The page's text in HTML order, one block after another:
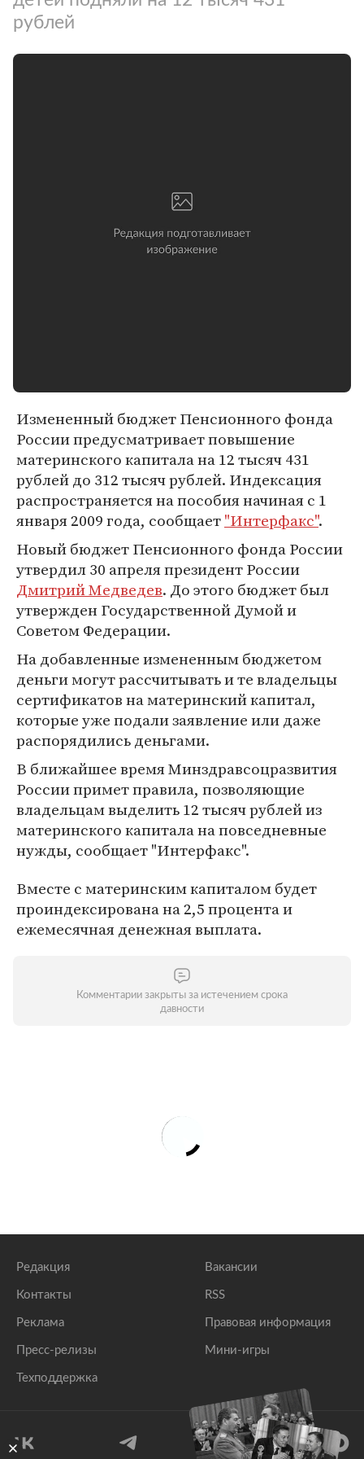
рублей
Измененный бюджет Пенсионного фонда
России предусматривает повышение
материнского капитала на 12 тысяч 431
рублей до 312 тысяч рублей. Индексация
распространяется на пособия начиная с 1
января 2009 года, сообщает"Интерфакс".
Новый бюджет Пенсионного фонда России
утвердил 30 апреля президент России
Дмитрий Медведев. До этого бюджет был
утвержден Государственной Думой и
Советом Федерации.
На добавленные измененным бюджетом
деньги могут рассчитывать и те владельцы
сертификатов на материнский капитал,
которые уже подали заявление или даже
распорядились деньгами.
В ближайшее время Минздравсоцразвития
России примет правила, позволяющие
владельцам выделить 12 тысяч рублей из
материнского капитала на повседневные
нужды, сообщает "Интерфакс".
Вместе с материнским капиталом будет
проиндексирована на 2,5 процента и
ежемесячная денежная выплата.
Комментарии закрыты за истечением срока
давности
Редакция
Контакты
Реклама
Пресс-релизы
Техподдержка
Вакансии
RSS
Правовая информация
Мини-игры